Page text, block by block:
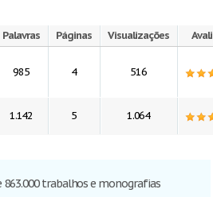
Palavras Páginas Visualizações
985 4 516
1.142 5 1.064
863.000 trabalhos e monografias